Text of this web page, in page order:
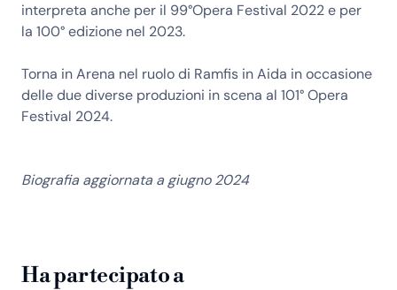
interpreta anche per il 99°Opera Festival 2022 e per
la 100° edizione nel 2023.
Torna in Arena nel ruolo di Ramfis in Aida in occasione
delle due diverse produzioni in scena al 101° Opera
Festival 2024.
Biografia aggiornata a giugno 2024
Ha partecipato a